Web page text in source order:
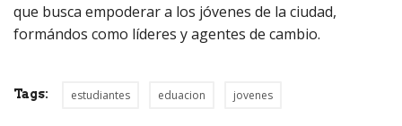
que busca empoderar a los jóvenes de la ciudad,
formándos como líderes y agentes de cambio.
Tags: estudiantes eduacion jovenes